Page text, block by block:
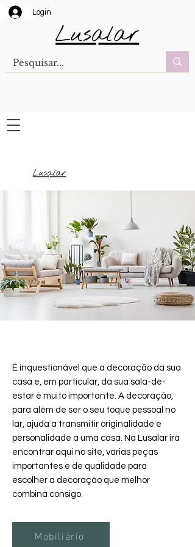
Login
É inquestionável que a decoração da sua
casa e, em particular, da sua sala-de-
estar é muito importante. A decoração,
para além de ser o seu toque pessoal no
lar, ajuda a transmitir originalidade e
personalidade a uma casa. Na Lusalar irá
encontrar aqui no site, várias peças
importantes e de qualidade para
escolher a decoração que melhor
combina consigo.
Mobiliário